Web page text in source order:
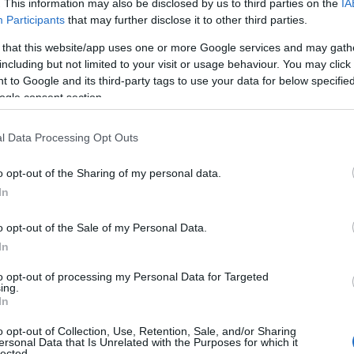
This information may also be disclosed by us to third parties on the
Participants that may further disclose it to other third parties.
that this website/app uses one or more Google services and may
but not limited to your visit or usage behaviour. You may
to Google and its third-party tags to use your data for below
consent section.
Data Processing Opt Outs
opt-out of the Sharing of my personal data.
opt-out of the Sale of my Personal Data.
opt-out of processing my Personal Data for Targeted
opt-out of Collection, Use, Retention, Sale, and/or Sharing
Data that Is Unrelated with the Purposes for which it
diversità si riflette nei molteplici ingredienti
unicità e carattere.Riso,legumi,verduree
la base di numerose preparazioni.
, svolgono un ruolo fondamentale nel
rendendoli memorabili.
cottura
cucina africana è la cottura sufuoco a legna
Gli chef africani sono esperti nel
piatti che raccontano storie di famiglia e
sensoriale, un’esperienza che invita a
ricco di storia.
di Parigi